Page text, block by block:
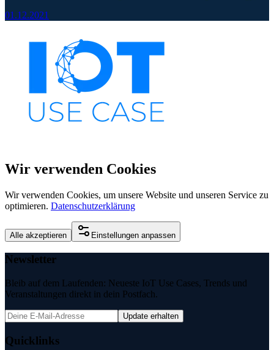
01.12.2021
Wir verwenden Cookies
Wir verwenden Cookies, um unsere Website und unseren Service zu
optimieren. Datenschutzerklärung
Alle akzeptieren Einstellungen anpassen
Newsletter
Bleib auf dem Laufenden: Neueste IoT Use Cases, Trends und
Veranstaltungen direkt in dein Postfach.
Update erhalten
Quicklinks